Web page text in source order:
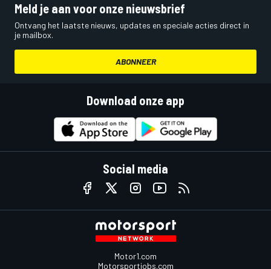
Meld je aan voor onze nieuwsbrief
Ontvang het laatste nieuws, updates en speciale acties direct in
je mailbox.
ABONNEER
Download onze app
Social media
Motor1.com
Motorsportjobs.com